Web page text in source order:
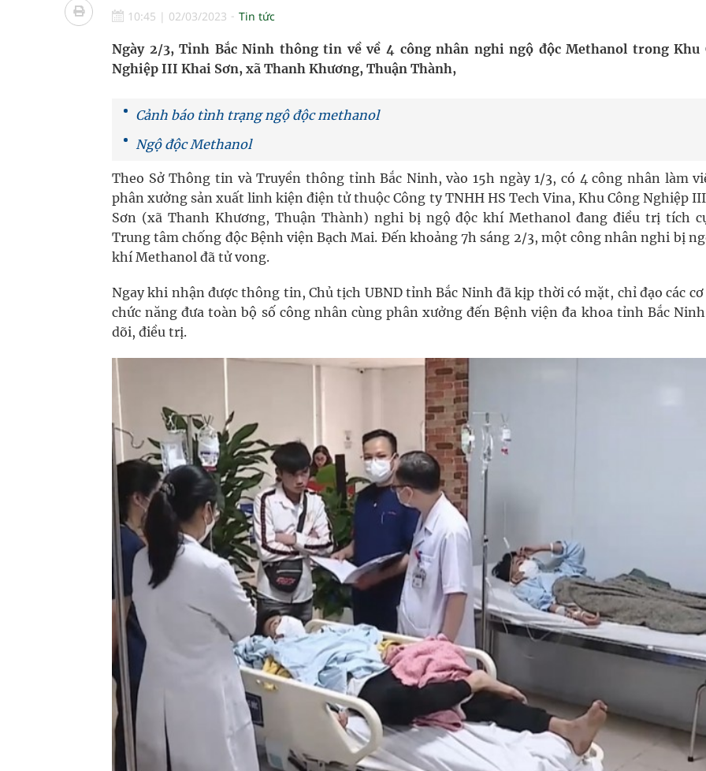
Chấn chỉnh hoạt động kinh doanh dược liệu
Súp lơ xanh mang đến hy vọng mới trong phòng ngừa ung thư
Triển khai đồng bộ các giải pháp quản lý chất lượng thuốc
10:45 | 02/03/2023 Tin tức
Ngày 2/3, Tỉnh Bắc Ninh thông tin về về 4 công nhân nghi ngộ độc Methanol trong Khu
Nghiệp III Khai Sơn, xã Thanh Khương, Thuận Thành,
Cảnh báo tình trạng ngộ độc methanol
Ngộ độc Methanol
Theo Sở Thông tin và Truyền thông tỉnh Bắc Ninh, vào 15h ngày 1/3, có 4 công nhân làm
phân xưởng sản xuất linh kiện điện tử thuộc Công ty TNHH HS Tech Vina, Khu Công Nghiệp
Sơn (xã Thanh Khương, Thuận Thành) nghi bị ngộ độc khí Methanol đang điều trị tích
Trung tâm chống độc Bệnh viện Bạch Mai. Đến khoảng 7h sáng 2/3, một công nhân nghi bị
khí Methanol đã tử vong.
Ngay khi nhận được thông tin, Chủ tịch UBND tỉnh Bắc Ninh đã kịp thời có mặt, chỉ đạo các
chức năng đưa toàn bộ số công nhân cùng phân xưởng đến Bệnh viện đa khoa tỉnh Bắc
dõi, điều trị.